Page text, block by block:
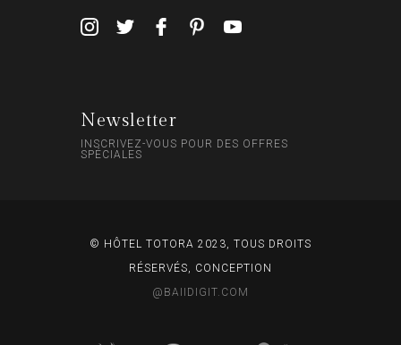
Newsletter
INSCRIVEZ-VOUS POUR DES OFFRES
SPÉCIALES
© HÔTEL TOTORA 2023, TOUS DROITS
RÉSERVÉS, CONCEPTION
@BAIIDIGIT.COM